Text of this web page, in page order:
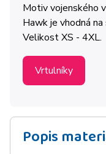
Motiv vojenského
Hawk je vhodná
Velikost XS - 4XL.
Vrtulníky
Popis